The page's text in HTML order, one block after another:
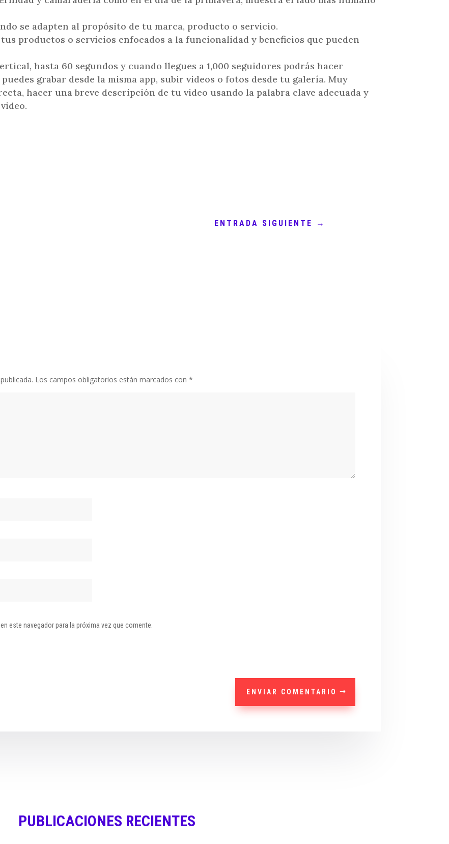
se adapten al propósito de tu marca, producto o servicio.
productos o servicios enfocados a la funcionalidad y beneficios que pueden
hasta 60 segundos y cuando llegues a 1,000 seguidores podrás hacer
grabar desde la misma app, subir videos o fotos desde tu galería. Muy
hacer una breve descripción de tu video usando la palabra clave adecuada y
ENTRADA SIGUIENTE →
Los campos obligatorios están marcados con*
este navegador para la próxima vez que comente.
ENVIAR COMENTARIO
PUBLICACIONES RECIENTES